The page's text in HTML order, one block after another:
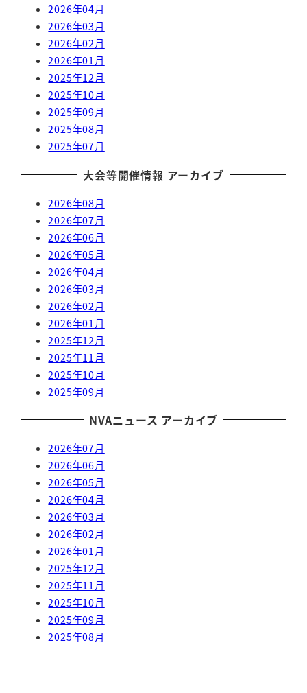
2026年04月
2026年03月
2026年02月
2026年01月
2025年12月
2025年10月
2025年09月
2025年08月
2025年07月
大会等開催情報 アーカイブ
2026年08月
2026年07月
2026年06月
2026年05月
2026年04月
2026年03月
2026年02月
2026年01月
2025年12月
2025年11月
2025年10月
2025年09月
NVAニュース アーカイブ
2026年07月
2026年06月
2026年05月
2026年04月
2026年03月
2026年02月
2026年01月
2025年12月
2025年11月
2025年10月
2025年09月
2025年08月